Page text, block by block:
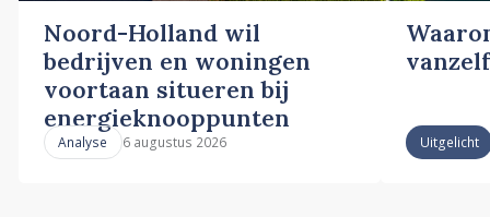
Noord-Holland wil
bedrijven en woningen
voortaan situeren bij
energieknooppunten
Analyse 6 augustus 2026 Uitgelicht